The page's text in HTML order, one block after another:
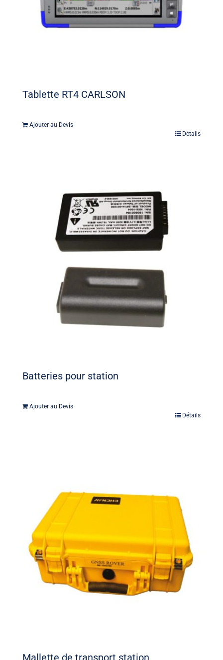
Tablette RT4 CARLSON
Ajouter au Devis
Détails
Batteries pour station
Ajouter au Devis
Détails
Mallette de transport station